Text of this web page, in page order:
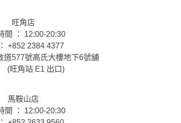
旺角店
間 ： 12:00-20:30
+852 2384 4377
道577號高氏大樓地下6號舖
站 E1 出口)
馬鞍山店
間 ： 12:00-20:30